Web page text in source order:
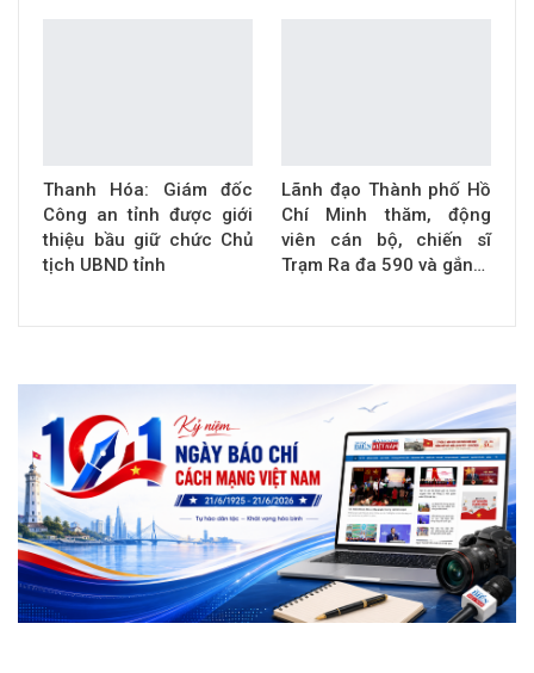
Thanh Hóa: Giám đốc
Công an tỉnh được giới
thiệu bầu giữ chức Chủ
tịch UBND tỉnh
Lãnh đạo Thành phố Hồ
Chí Minh thăm, động
viên cán bộ, chiến sĩ
Trạm Ra đa 590 và gắn…